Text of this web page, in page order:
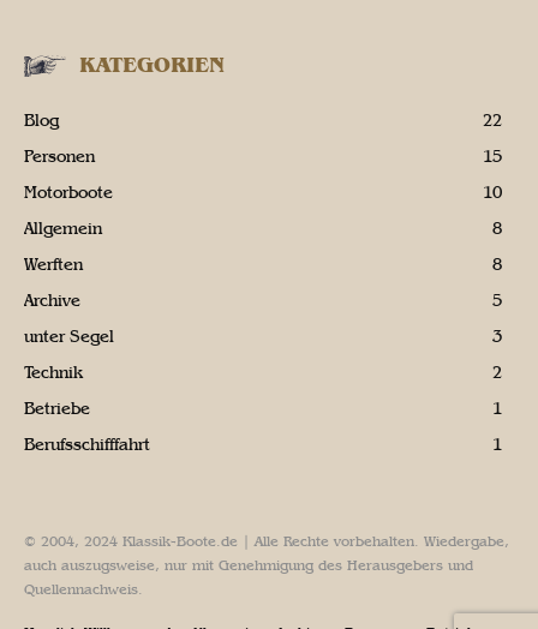
KATEGORIEN
Blog
22
Personen
15
Motorboote
10
Allgemein
8
Werften
8
Archive
5
unter Segel
3
Technik
2
Betriebe
1
Berufsschifffahrt
1
© 2004, 2024 Klassik-Boote.de | Alle Rechte vorbehalten. Wiedergabe,
auch auszugsweise, nur mit Genehmigung des Herausgebers und
Quellennachweis.